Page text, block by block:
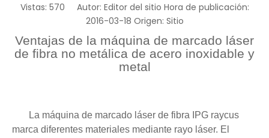
Vistas: 570 Autor: Editor del sitio Hora de publicación:
2016-03-18 Origen: Sitio
Ventajas de la máquina de marcado láser
de fibra no metálica de acero inoxidable y
metal
La máquina de marcado láser de fibra IPG raycus
marca diferentes materiales mediante rayo láser. El